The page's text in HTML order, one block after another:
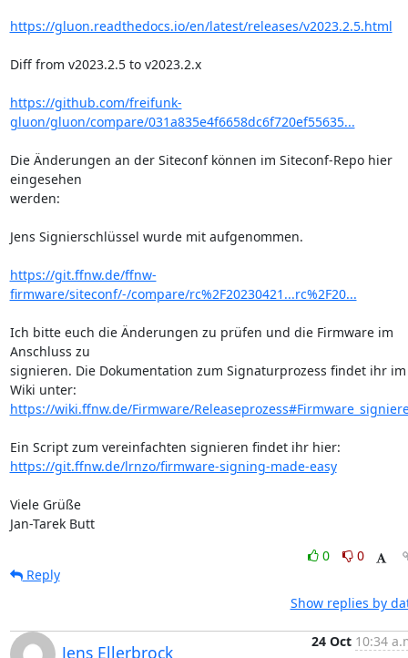
https://gluon.readthedocs.io/en/latest/releases/v2023.2.5.html
Diff from v2023.2.5 to v2023.2.x
https://github.com/freifunk-
gluon/gluon/compare/031a835e4f6658dc6f720ef55635...
Die Änderungen an der Siteconf können im Siteconf-Repo hier
eingesehen
werden:
Jens Signierschlüssel wurde mit aufgenommen.
https://git.ffnw.de/ffnw-
firmware/siteconf/-/compare/rc%2F20230421...rc%2F20...
Ich bitte euch die Änderungen zu prüfen und die Firmware im
Anschluss zu
signieren. Die Dokumentation zum Signaturprozess findet ihr im
https://wiki.ffnw.de/Firmware/
https://git.ffnw.de/lrnzo/firmware-signing-made-easy
Viele Grüße
Jan-Tarek Butt
0
0
Reply
Show replies by
Jens Ellerbrock
24 Oct 10:34